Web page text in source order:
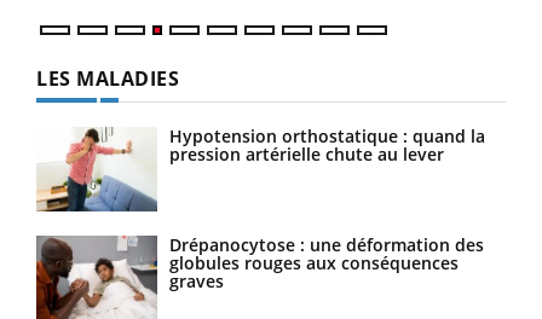
LES MALADIES
Hypotension orthostatique : quand la
pression artérielle chute au lever
Drépanocytose : une déformation des
globules rouges aux conséquences
graves